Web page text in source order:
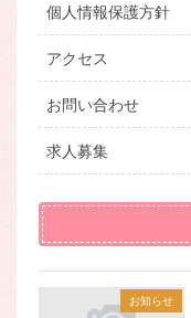
個人情報保護方針
アクセス
お問い合わせ
求人募集
お知らせ